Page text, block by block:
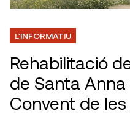
L'INFORMATIU
Rehabilitació
de Santa Anna
Convent de